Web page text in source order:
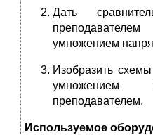
Дать
умножением
Изобразить
умножением
преподавателем.
Используемое